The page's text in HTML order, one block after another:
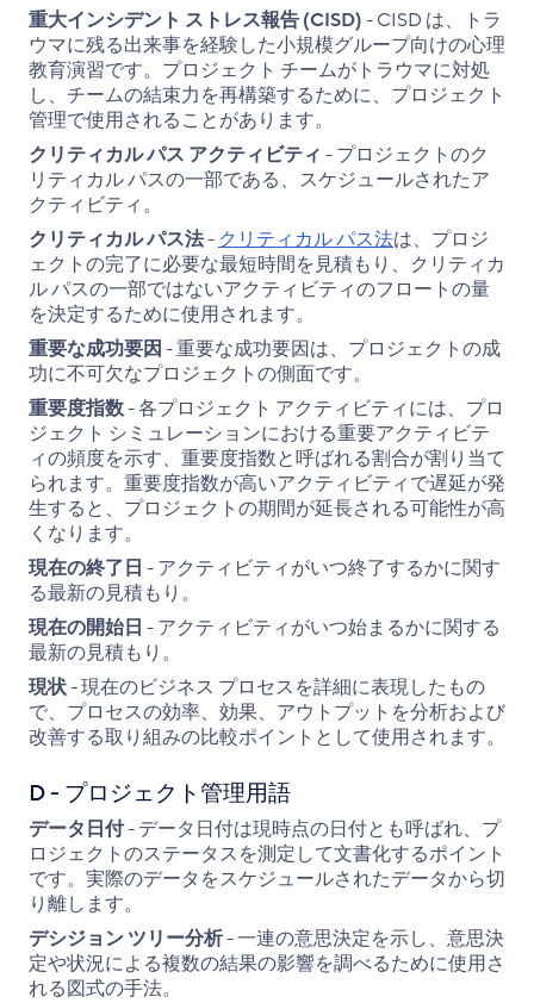
重大インシデント ストレス報告 (CISD)- CISD は、トラ
ウマに残る出来事を経験した小規模グループ向けの心理
教育演習です。プロジェクト チームがトラウマに対処
し、チームの結束力を再構築するために、プロジェクト
管理で使用されることがあります。
クリティカル パス アクティビティ - プロジェクトのク
リティカル パスの一部である、スケジュールされたア
クティビティ。
クリティカル パス法- クリティカル パス法は、プロジ
ェクトの完了に必要な最短時間を見積もり、クリティカ
ル パスの一部ではないアクティビティのフロートの量
を決定するために使用されます。
重要な成功要因 - 重要な成功要因は、プロジェクトの成
功に不可欠なプロジェクトの側面です。
重要度指数- 各プロジェクト アクティビティには、プロ
ジェクト シミュレーションにおける重要アクティビテ
ィの頻度を示す、重要度指数と呼ばれる割合が割り当て
られます。重要度指数が高いアクティビティで遅延が発
生すると、プロジェクトの期間が延長される可能性が高
くなります。
現在の終了日 - アクティビティがいつ終了するかに関す
る最新の見積もり。
現在の開始日 - アクティビティがいつ始まるかに関する
最新の見積もり。
現状- 現在のビジネス プロセスを詳細に表現したもの
で、プロセスの効率、効果、アウトプットを分析および
改善する取り組みの比較ポイントとして使用されます。
D - プロジェクト管理用語
データ日付- データ日付は現時点の日付とも呼ばれ、プ
ロジェクトのステータスを測定して文書化するポイント
です。実際のデータをスケジュールされたデータから切
り離します。
デシジョン ツリー分析- 一連の意思決定を示し、意思決
定や状況による複数の結果の影響を調べるために使用さ
れる図式の手法。